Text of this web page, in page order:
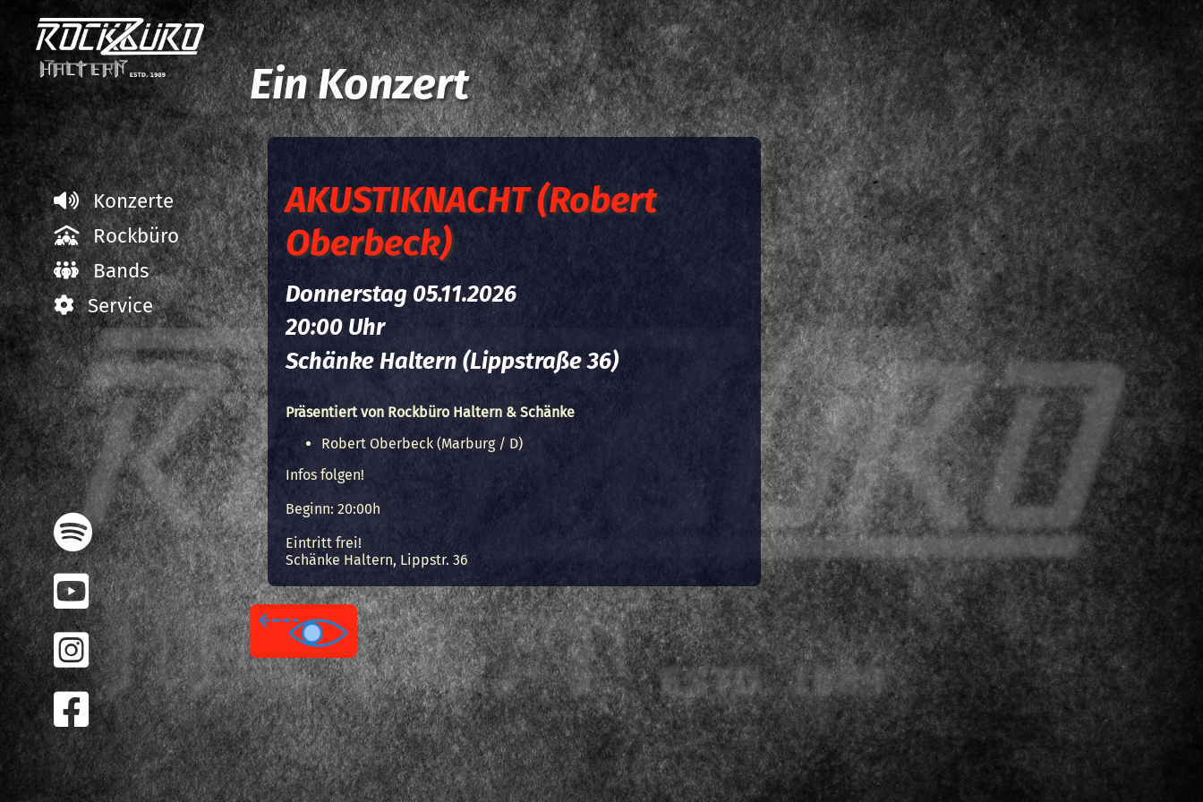
Konzerte
Rockbüro
Bands
Service
Ein Konzert
AKUSTIKNACHT (Robert
Oberbeck)
Donnerstag 05.11.2026
20:00 Uhr
Schänke Haltern (Lippstraße 36)
Präsentiert von Rockbüro Haltern & Schänke
Robert Oberbeck (Marburg / D)
Infos folgen!
Beginn: 20:00h
Eintritt frei!
Schänke Haltern, Lippstr. 36